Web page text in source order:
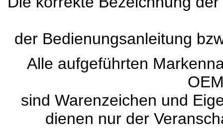
der Bedienungsanleitung
Alle aufgeführten
sind Warenzeichen und
dienen nur der